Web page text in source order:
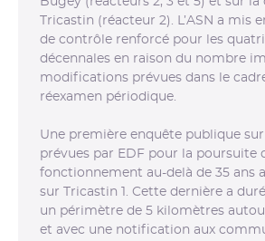
Tricastin (réacteur 2). L’ASN a mis
de contrôle renforcé pour les
décennales en raison du nombre
modifications prévues dans le
réexamen périodique.
Une première enquête publique
prévues par EDF pour la poursuite
fonctionnement au-delà de 35 ans
sur Tricastin 1. Cette dernière a
un périmètre de 5 kilomètres
et avec une notification aux